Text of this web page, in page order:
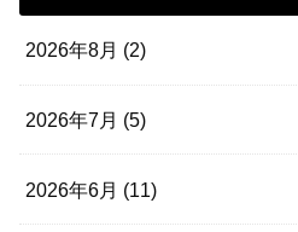
2026年8月 (2)
2026年7月 (5)
2026年6月 (11)